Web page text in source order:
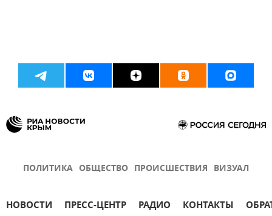
ПОЛИТИКА ОБЩЕСТВО ПРОИСШЕСТВИЯ ВИЗУАЛ
НОВОСТИ ПРЕСС-ЦЕНТР РАДИО КОНТАКТЫ